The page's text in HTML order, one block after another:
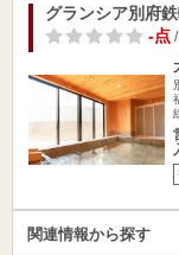
グランシア別府
-点/
関連情報から探す